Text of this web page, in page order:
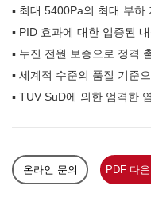
▪ 최대 5400Pa의 최대 부하
▪ PID 효과에 대한 입증된 내
▪ 누진 전원 보증으로 정격
▪ 세계적 수준의 품질 기준
▪ TUV SuD에 의한 엄격한
온라인 문의 PDF 다